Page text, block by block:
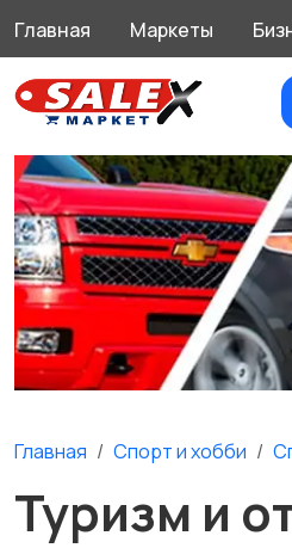
Главная Маркеты
Главная Спорт и хобби
Туризм и